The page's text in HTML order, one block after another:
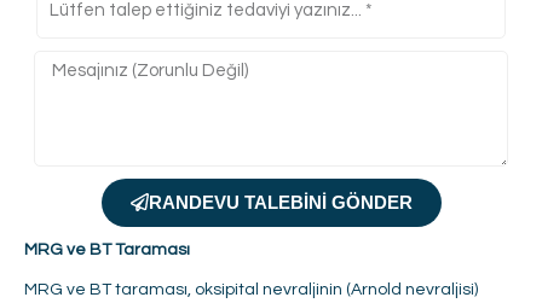
RANDEVU TALEBINI GÖNDER
MRG ve BT Taraması
MRG ve BT taraması, oksipital nevraljinin (Arnold nevraljisi)